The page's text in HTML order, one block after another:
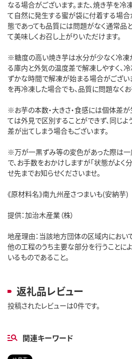
なる場合がございます。また、焼き芋を
て自然に発生する蜜が袋に付着する場合
態であっても品質には問題がなく通常品
て美味しくお召し上がりいただけます。
※糖度の高い焼き芋は水分が少なく冷凍
る庫内と外気の温度差で解凍しやすく、
ずかな時間で解凍が始まる場合がござい
を再冷凍した場合でも、品質に問題なく
※お芋の本数・大きさ・食感には個体差が
ては外見で区別することができず、同じ
差が出てしまう場合もございます。
※万が一黒ずみ等の変色があった際は
で、お手数をおかけしますが「状態がよく
せ先までお知らせくださいませ。
《原材料名》南九州産さつまいも(安納芋)
提供：加治木産業（株）
地産理由：当該地方団体の区域内におい
他の工程のうち主要な部分を行うことに
いるものであること。
返礼品レビュー
投稿されたレビューは0件です。
関連キーワード